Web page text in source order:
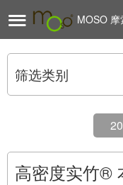
 MOSO
筛选类别
高密度实竹®